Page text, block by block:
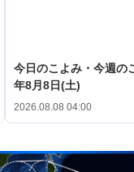
今日のこよみ・今週の
年8月8日(土)
2026.08.08 04:00